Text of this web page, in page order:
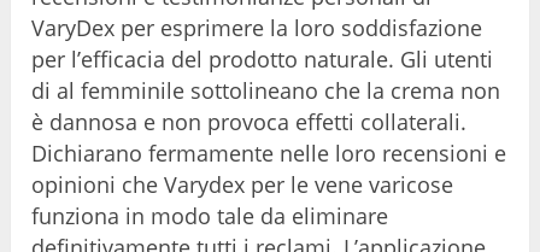
VaryDex per esprimere la loro soddisfazione
per l’efficacia del prodotto naturale. Gli utenti
di al femminile sottolineano che la crema non
è dannosa e non provoca effetti collaterali.
Dichiarano fermamente nelle loro recensioni e
opinioni che Varydex per le vene varicose
funziona in modo tale da eliminare